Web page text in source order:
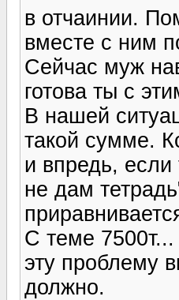
в отчаинии.
вместе с ним
Сейчас муж
готова ты с
В нашей
такой сумме.
и впредь,
не дам
С теме
эту проблему
должно.